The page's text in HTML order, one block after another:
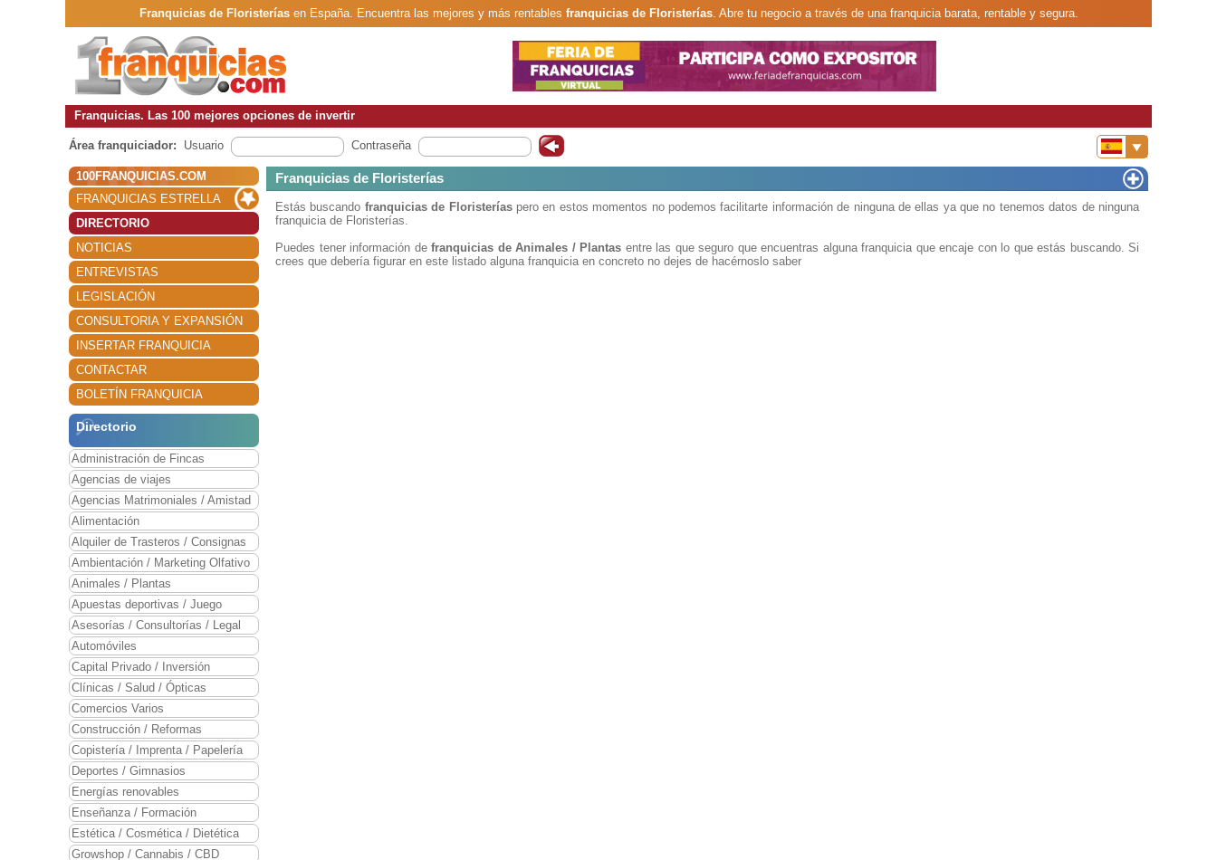
Franquicias de Floristeríasen España. Encuentra las mejores y más rentables franquicias de Floristerías. Abre tu negocio a través de una franquicia barata, rentable y segura.
Franquicias. Las 100 mejores opciones de invertir
Área franquiciador: Usuario Contraseña
100FRANQUICIAS.COM
FRANQUICIAS ESTRELLA
DIRECTORIO
NOTICIAS
ENTREVISTAS
LEGISLACIÓN
CONSULTORIA Y EXPANSIÓN
INSERTAR FRANQUICIA
CONTACTAR
BOLETÍN FRANQUICIA
Directorio
Administración de Fincas
Agencias de viajes
Agencias Matrimoniales / Amistad
Alimentación
Alquiler de Trasteros / Consignas
Ambientación / Marketing Olfativo
Animales / Plantas
Apuestas deportivas / Juego
Asesorías / Consultorías / Legal
Automóviles
Capital Privado / Inversión
Clínicas / Salud / Ópticas
Comercios Varios
Construcción / Reformas
Copistería / Imprenta / Papelería
Deportes / Gimnasios
Energías renovables
Enseñanza / Formación
Estética / Cosmética / Dietética
Growshop / Cannabis / CBD
Franquicias de Floristerías
Estás buscando franquicias de Floristeríaspero en estos momentos no podemos facilitarte información de ninguna de ellas ya que no tenemos datos de ninguna
franquicia de Floristerías.
Puedes tener información de franquicias de Animales / Plantas entre las que seguro que encuentras alguna franquicia que encaje con lo que estás buscando. Si
crees que debería figurar en este listado alguna franquicia en concreto no dejes de hacérnoslo saber